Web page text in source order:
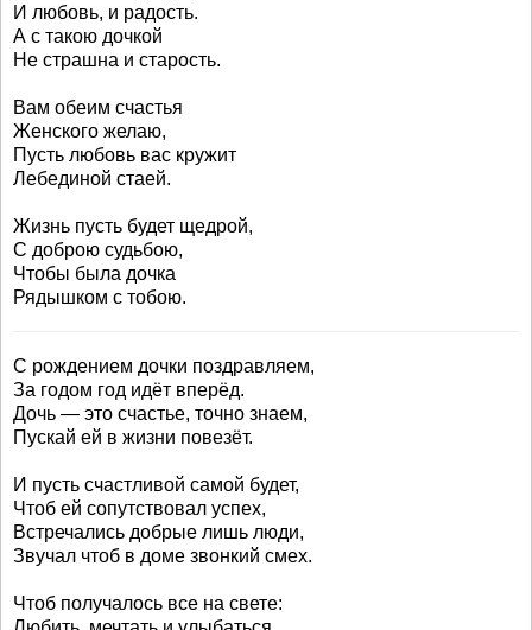
И любовь, и радость.
А с такою дочкой
Не страшна и старость.
Вам обеим счастья
Женского желаю,
Пусть любовь вас кружит
Лебединой стаей.
Жизнь пусть будет щедрой,
С доброю судьбою,
Чтобы была дочка
Рядышком с тобою.
С рождением дочки поздравляем,
За годом год идёт вперёд.
Дочь — это счастье, точно знаем,
Пускай ей в жизни повезёт.
И пусть счастливой самой будет,
Чтоб ей сопутствовал успех,
Встречались добрые лишь люди,
Звучал чтоб в доме звонкий смех.
Чтоб получалось все на свете: